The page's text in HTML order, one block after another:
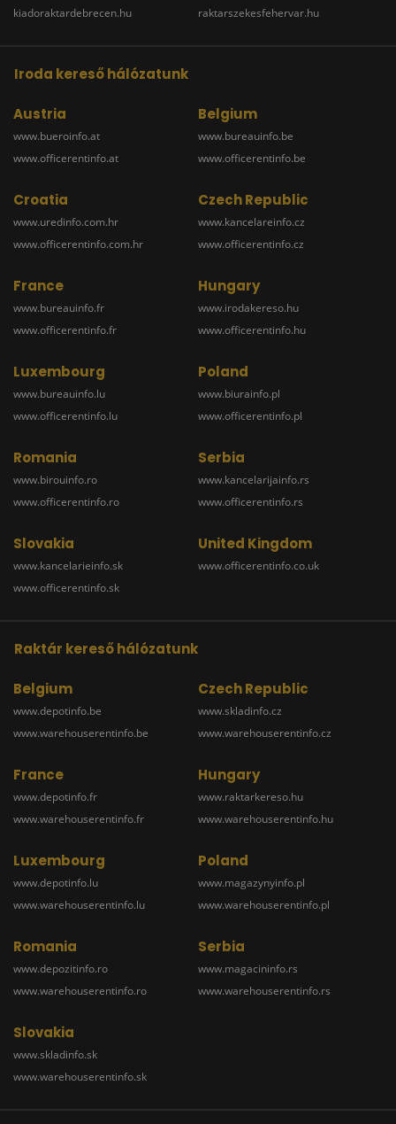
kiadoraktardebrecen.hu
raktarszekesfehervar.hu
Iroda kereső hálózatunk
Austria
www.bueroinfo.at
www.officerentinfo.at
Belgium
www.bureauinfo.be
www.officerentinfo.be
Croatia
www.uredinfo.com.hr
www.officerentinfo.com.hr
Czech Republic
www.kancelareinfo.cz
www.officerentinfo.cz
France
www.bureauinfo.fr
www.officerentinfo.fr
Hungary
www.irodakereso.hu
www.officerentinfo.hu
Luxembourg
www.bureauinfo.lu
www.officerentinfo.lu
Poland
www.biurainfo.pl
www.officerentinfo.pl
Romania
www.birouinfo.ro
www.officerentinfo.ro
Serbia
www.kancelarijainfo.rs
www.officerentinfo.rs
Slovakia
www.kancelarieinfo.sk
www.officerentinfo.sk
United Kingdom
www.officerentinfo.co.uk
Raktár kereső hálózatunk
Belgium
www.depotinfo.be
www.warehouserentinfo.be
Czech Republic
www.skladinfo.cz
www.warehouserentinfo.cz
France
www.depotinfo.fr
www.warehouserentinfo.fr
Hungary
www.raktarkereso.hu
www.warehouserentinfo.hu
Luxembourg
www.depotinfo.lu
www.warehouserentinfo.lu
Poland
www.magazynyinfo.pl
www.warehouserentinfo.pl
Romania
www.depozitinfo.ro
www.warehouserentinfo.ro
Serbia
www.magacininfo.rs
www.warehouserentinfo.rs
Slovakia
www.skladinfo.sk
www.warehouserentinfo.sk